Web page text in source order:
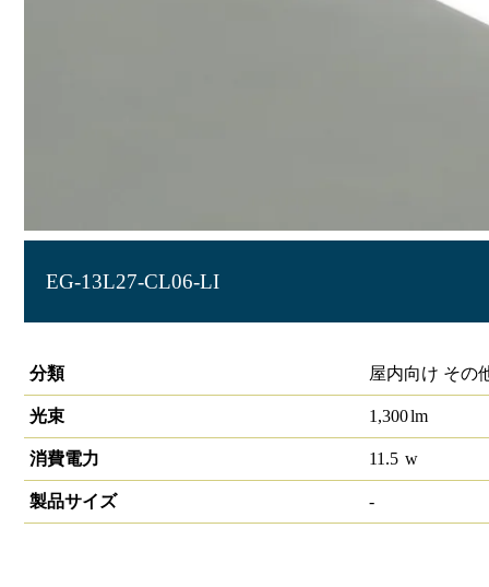
EG-13L27-CL06-LI
分類
屋内向け その
光束 1,300lm
消費電力 11.5 w
製品サイズ -